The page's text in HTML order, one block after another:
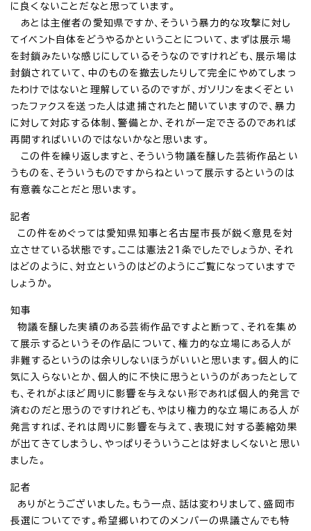
に良くないことだなと思っています。
あとは主催者の愛知県ですか、そういう暴力的な攻撃に対し
てイベント自体をどうやるかということについて、まずは展示場
を封鎖みたいな感じにしているそうなのですけれども、展示場は
封鎖されていて、中のものを撤去したりして完全にやめてしまっ
たわけではないと理解しているのですが、ガソリンをまくぞとい
ったファクスを送った人は逮捕されたと聞いていますので、暴力
に対して対応する体制、警備とか、それが一定できるのであれば
再開すればいいのではないかなと思います。
この件を繰り返しますと、そういう物議を醸した芸術作品とい
うものを、そういうものですからねといって展示するというのは
有意義なことだと思います。
記者
この件をめぐっては愛知県知事と名古屋市長が鋭く意見を対
立させている状態です。ここは憲法21条でしたでしょうか、それ
はどのように、対立というのはどのようにご覧になっていますで
しょうか。
知事
物議を醸した実績のある芸術作品ですよと断って、それを集め
て展示するというその作品について、権力的な立場にある人が
非難するというのは余りしないほうがいいと思います。個人的に
気に入らないとか、個人的に不快に思うというのがあったとして
も、それがよほど周りに影響を与えない形であれば個人的発言で
済むのだと思うのですけれども、やはり権力的な立場にある人が
発言すれば、それは周りに影響を与えて、表現に対する萎縮効果
が出てきてしまうし、やっぱりそういうことは好ましくないと思い
ました。
記者
ありがとうございました。もう一点、話は変わりまして、盛岡市
長選についてです。希望郷いわてのメンバーの県議さんでも特